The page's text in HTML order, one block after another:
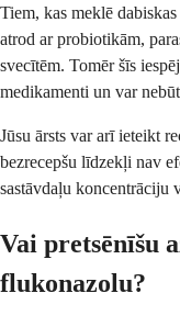
Tiem, kas meklē
atrod ar probiotikām,
svecītēm. Tomēr šīs
medikamenti un var
Jūsu ārsts var arī ieteikt
bezrecepšu līdzekļi nav
sastāvdaļu koncentrāciju
Vai pretsēnīšu
flukonazolu?